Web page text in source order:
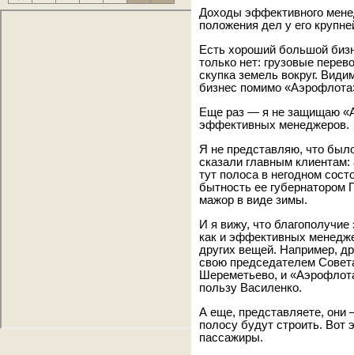
Доходы эффективного
положения дел у его
Есть хороший большой
только нет: грузовые
скупка земель вокруг.
бизнес помимо
Еще раз — я не защищаю
эффективных менеджеров.
Я не представляю, что
сказали главным
тут полоса в негодном
бытность ее губернатором
мажор в виде зимы.
И я вижу, что
как и эффективных
других вещей. Например,
свою председателем
Шереметьево, и
пользу Василенко.
А еще, представляете, они
полосу будут строить. Вот
пассажиры.